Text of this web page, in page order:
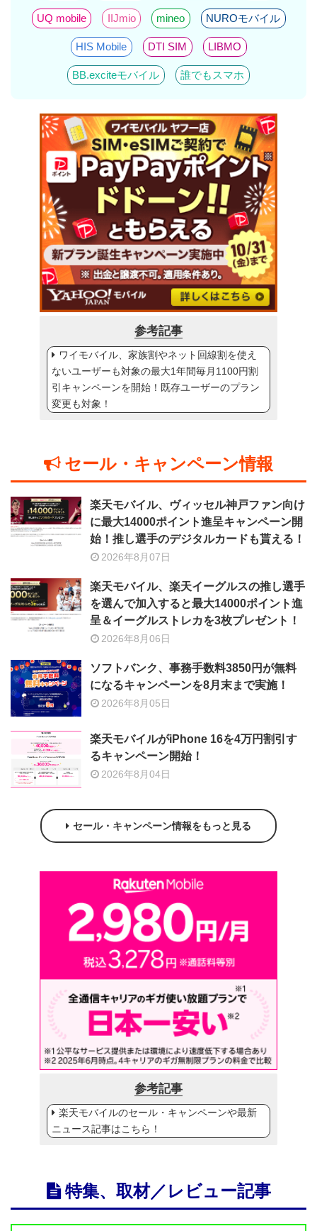
UQ mobile IIJmio mineo NUROモバイル
HIS Mobile DTI SIM LIBMO
BB.exciteモバイル 誰でもスマホ
参考記事
ワイモバイル、家族割やネット回線割を使え
ないユーザーも対象の最大1年間毎月1100円割
引キャンペーンを開始！既存ユーザーのプラン
変更も対象！
セール・キャンペーン情報
楽天モバイル、ヴィッセル神戸ファン向け
に最大14000ポイント進呈キャンペーン開
始！推し選手のデジタルカードも貰える！
2026年8月07日
楽天モバイル、楽天イーグルスの推し選手
を選んで加入すると最大14000ポイント進
呈＆イーグルストレカを3枚プレゼント！
2026年8月06日
ソフトバンク、事務手数料3850円が無料
になるキャンペーンを8月末まで実施！
2026年8月05日
楽天モバイルがiPhone 16を4万円割引す
るキャンペーン開始！
2026年8月04日
セール・キャンペーン情報をもっと見る
参考記事
楽天モバイルのセール・キャンペーンや最新
ニュース記事はこちら！
特集、取材／レビュー記事